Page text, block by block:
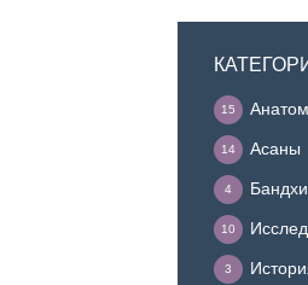
15
Асаны
14
Бандхи
4
10
3